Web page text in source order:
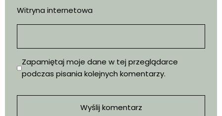
Witryna internetowa
Zapamiętaj moje dane w tej przeglądarce
podczas pisania kolejnych komentarzy.